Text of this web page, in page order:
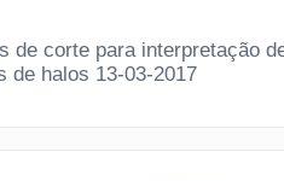
de corte para interpretação
de halos 13-03-2017